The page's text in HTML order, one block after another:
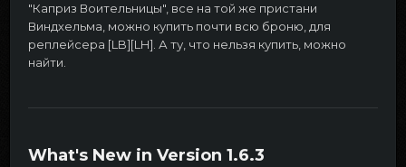
"Каприз Воительницы", все на той же пристани
Виндхельма, можно купить почти всю броню, для
реплейсера [LB][LH]. А ту, что нельзя купить, можно
найти.
What's New in Version 1.6.3